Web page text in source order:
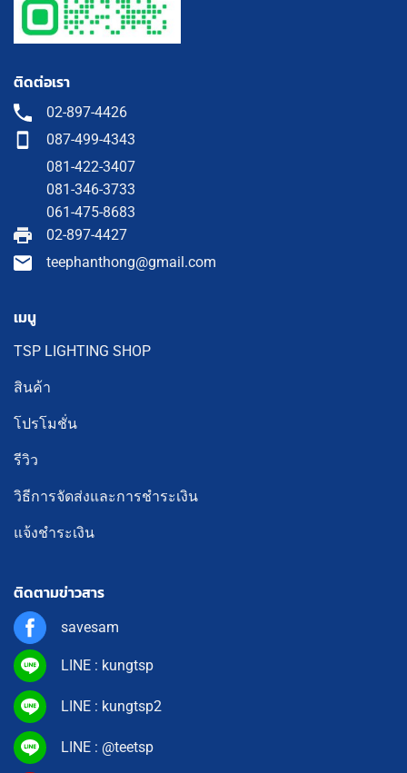
ติดต่อเรา
02-897-4426
087-499-4343
081-422-3407
081-346-3733
061-475-8683
02-897-4427
teephanthong@gmail.com
เมนู
TSP LIGHTING SHOP
สินค้า
โปรโมชั่น
รีวิว
วิธีการจัดส่งและการชำระเงิน
แจ้งชำระเงิน
ติดตามข่าวสาร
savesam
LINE : kungtsp
LINE : kungtsp2
LINE : @teetsp